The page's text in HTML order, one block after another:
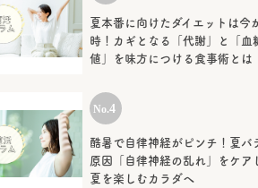
夏本番に向けたダイエットは今
時！カギとなる「代謝」と「血
値」を味方につける食事術とは
酷暑で自律神経がピンチ！夏バ
原因「自律神経の乱れ」をケア
夏を楽しむカラダへ